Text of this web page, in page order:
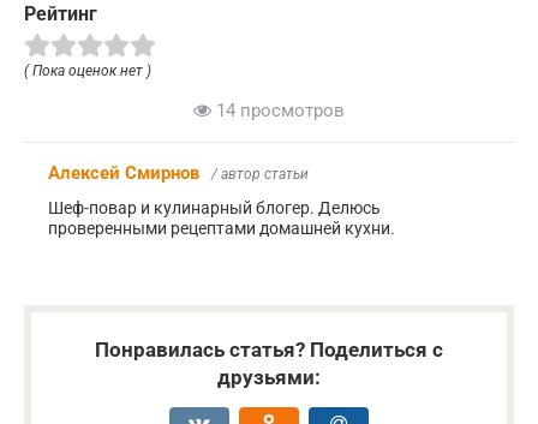
Рейтинг
( Пока оценок нет )
14 просмотров
Алексей Смирнов / автор статьи
Шеф-повар и кулинарный блогер. Делюсь
проверенными рецептами домашней кухни.
Понравилась статья? Поделиться с
друзьями: